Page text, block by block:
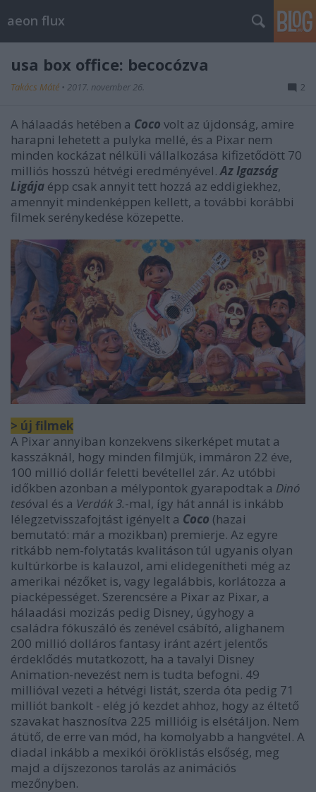
aeon flux
usa box office: becocózva
Takács Máté • 2017. november 26. 2
A hálaadás hetében a Coco volt az újdonság, amire
harapni lehetett a pulyka mellé, és a Pixar nem
minden kockázat nélküli vállalkozása kifizetődött 70
milliós hosszú hétvégi eredményével.Az Igazság
Ligája épp csak annyit tett hozzá az eddigiekhez,
amennyit mindenképpen kellett, a további korábbi
filmek serénykedése közepette.
> új filmek
A Pixar annyiban konzekvens sikerképet mutat a
kasszáknál, hogy minden filmjük, immáron 22 éve,
100 millió dollár feletti bevétellel zár. Az utóbbi
időkben azonban a mélypontok gyarapodtak a Dinó
tesóval és a Verdák 3.-mal, így hát annál is inkább
lélegzetvisszafojtást igényelt a Coco (hazai
bemutató: már a mozikban) premierje. Az egyre
ritkább nem-folytatás kvalitáson túl ugyanis olyan
kultúrkörbe is kalauzol, ami elidegenítheti még az
amerikai nézőket is, vagy legalábbis, korlátozza a
piacképességet. Szerencsére a Pixar az Pixar, a
hálaadási mozizás pedig Disney, úgyhogy a
családra fókuszáló és zenével csábító, alighanem
200 millió dolláros fantasy iránt azért jelentős
érdeklődés mutatkozott, ha a tavalyi Disney
Animation-nevezést nem is tudta befogni. 49
millióval vezeti a hétvégi listát, szerda óta pedig 71
milliót bankolt - elég jó kezdet ahhoz, hogy az éltető
szavakat hasznosítva 225 millióig is elsétáljon. Nem
átütő, de erre van mód, ha komolyabb a hangvétel. A
diadal inkább a mexikói öröklistás elsőség, meg
majd a díjszezonos tarolás az animációs
mezőnyben.